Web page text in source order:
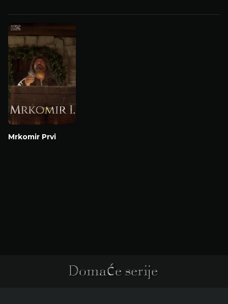
Mrkomir Prvi